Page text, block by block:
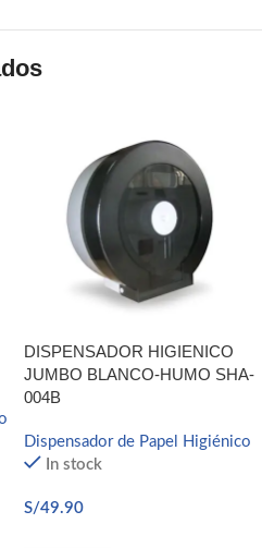
DISPENSADOR HIGIENICO
JUMBO BLANCO-HUMO SHA-
004B
Dispensador de Papel Higiénico
In stock
S/49.90